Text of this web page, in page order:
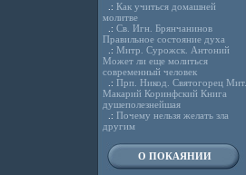
.: Как учиться домашней
молитве
.: Св. Игн. Брянчанинов
Правильное состояние духа
.: Митр. Сурожск. Антоний
Может ли еще молиться
современный человек
.: Прп. Никод. Святогорец Мит.
Макарий Коринфский Книга
душеполезнейшая
.: Почему нельзя желать зла
другим
О ПОКАЯНИИ